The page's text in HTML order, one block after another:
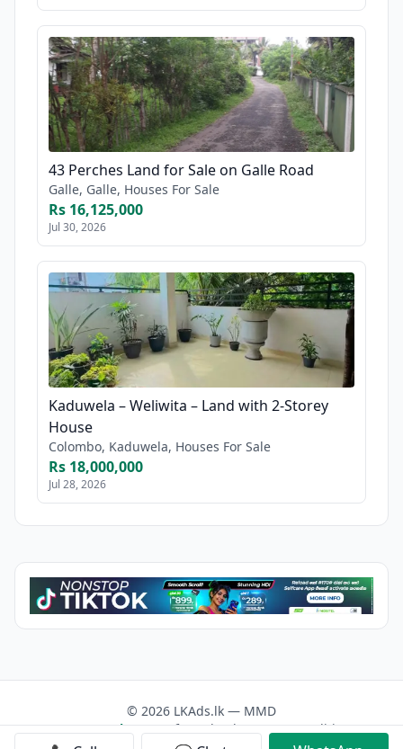
43 Perches Land for Sale on Galle Road
Galle, Galle, Houses For Sale
Rs 16,125,000
Jul 30, 2026
Kaduwela – Weliwita – Land with 2-Storey
House
Colombo, Kaduwela, Houses For Sale
Rs 18,000,000
Jul 28, 2026
© 2026 LKAds.lk — MMD
Contact usAbout Us FacebookTerms & Conditions